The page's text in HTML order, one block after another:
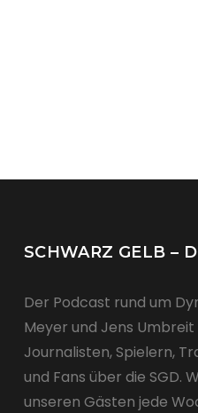
SCHWARZ GELB –
Der Podcast rund um
Meyer und Jens
Journalisten, Spielern,
und Fans über die SGD.
unseren Gästen jede